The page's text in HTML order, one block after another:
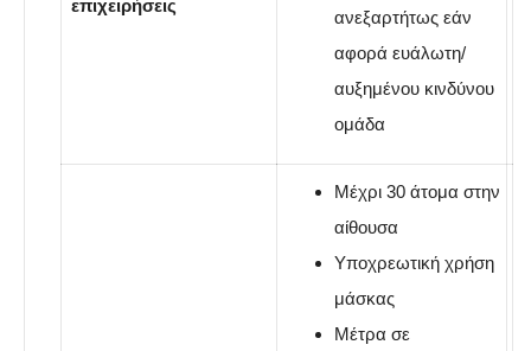
επιχειρήσεις
ανεξαρτήτως εάν
αφορά ευάλωτη/
αυξημένου κινδύνου
ομάδα
Μέχρι 30 άτομα στην
αίθουσα
Υποχρεωτική χρήση
μάσκας
Μέτρα σε